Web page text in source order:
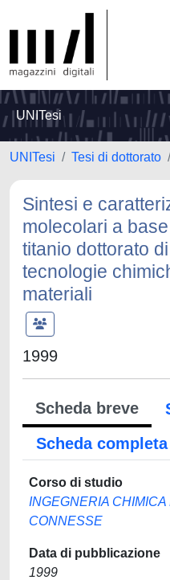
UNITesi
UNITesi Tesi di dottorato
Sintesi e
molecolari a
titanio dottorato
tecnologie
materiali
1999
Scheda breve
Scheda completa
Corso di studio
INGEGNERIA
CONNESSE
Data di pubblicazione
1999